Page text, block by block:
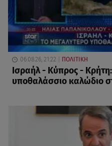
06.08.26, 21:22 ΠΟΛΙΤΙΚΗ
Ισραήλ - Κύπρος -
υποθαλάσσιο καλώδιο